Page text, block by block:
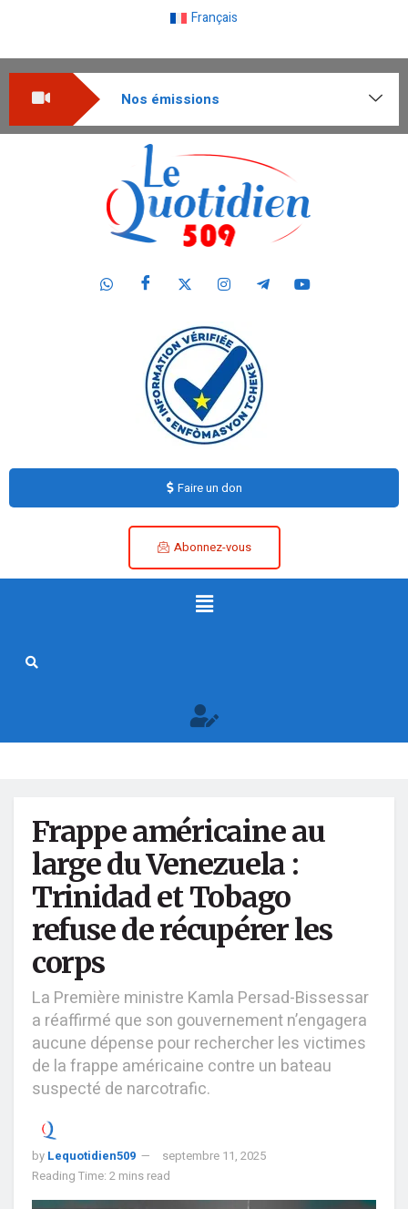
Français
Nos émissions
Faire un don
Abonnez-vous
Frappe américaine au
large du Venezuela :
Trinidad et Tobago
refuse de récupérer les
corps
La Première ministre Kamla Persad-Bissessar
a réaffirmé que son gouvernement n’engagera
aucune dépense pour rechercher les victimes
de la frappe américaine contre un bateau
suspecté de narcotrafic.
by Lequotidien509
septembre 11, 2025
Reading Time: 2 mins read